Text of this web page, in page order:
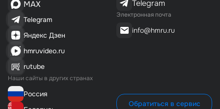
MAX
Telegram
Яндекс Дзен
hmruvideo.ru
rutube
Наши сайты в других странах
Россия
Telegram
Электронная почта
info@hmru.ru
Обратиться в сервис